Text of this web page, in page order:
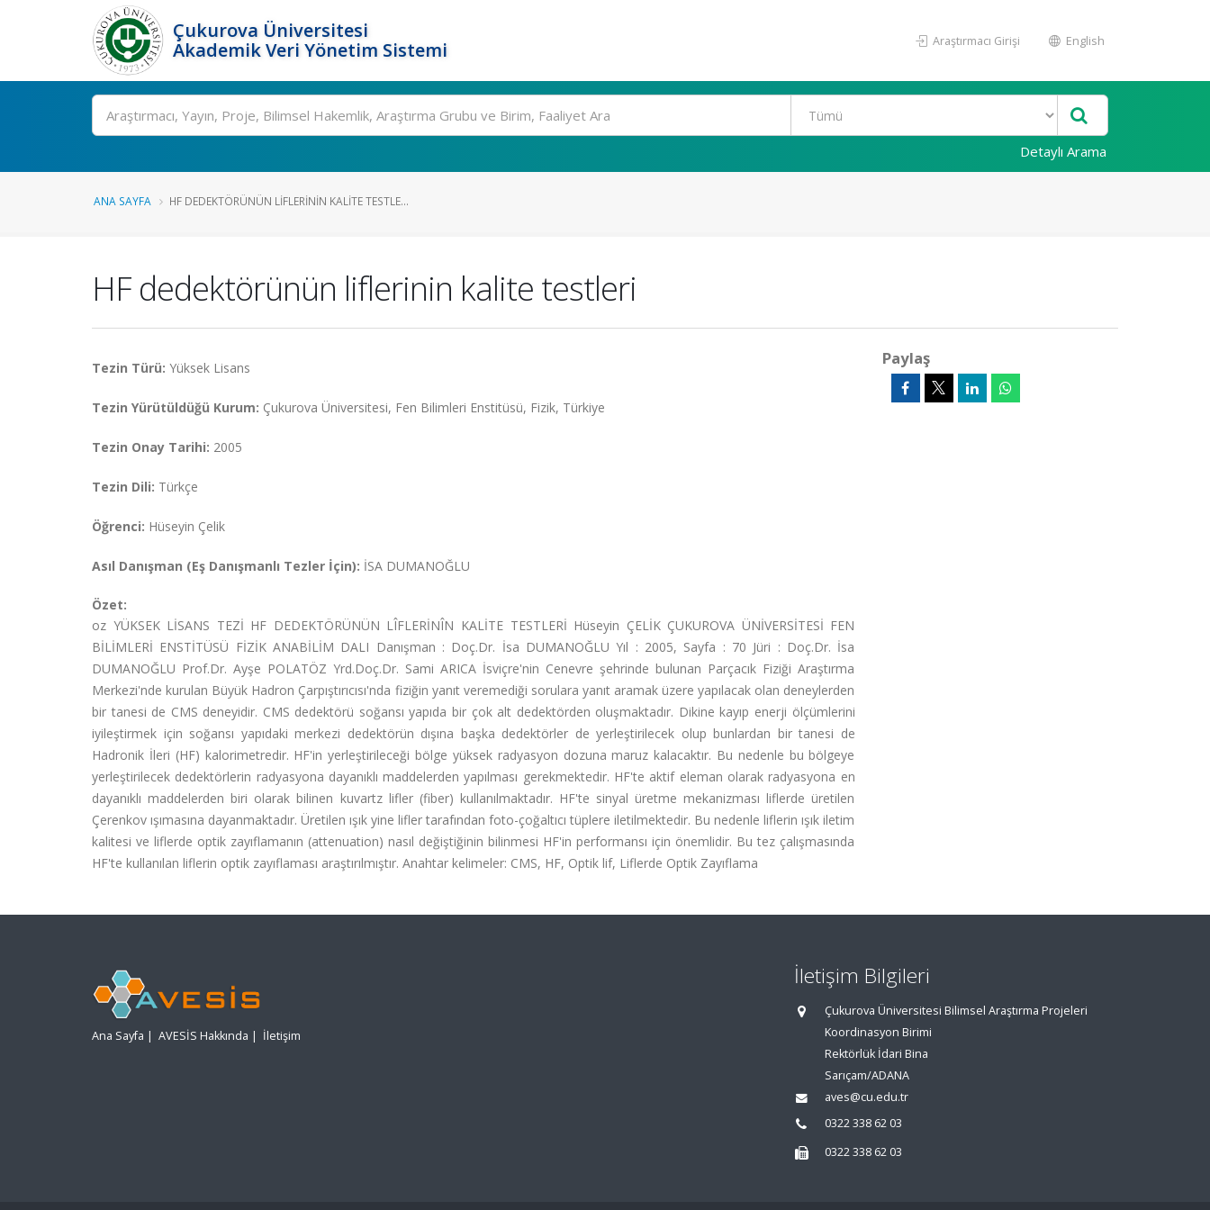
Çukurova Üniversitesi
Akademik Veri Yönetim Sistemi
Araştırmacı Girişi English
Ara
Detaylı Arama
ANA SAYFA HF DEDEKTÖRÜNÜN LIFLERININ KALITE TESTLE...
HF dedektörünün liflerinin kalite testleri
Tezin Türü: Yüksek Lisans
Tezin Yürütüldüğü Kurum: Çukurova Üniversitesi, Fen Bilimleri Enstitüsü, Fizik, Türkiye
Tezin Onay Tarihi: 2005
Tezin Dili: Türkçe
Öğrenci: Hüseyin Çelik
Asıl Danışman (Eş Danışmanlı Tezler İçin): İSA DUMANOĞLU
Özet:
oz YÜKSEK LİSANS TEZİ HF DEDEKTÖRÜNÜN LÎFLERİNÎN KALİTE TESTLERİ Hüseyin ÇELİK ÇUKUROVA ÜNİVERSİTESİ FEN
BİLİMLERİ ENSTİTÜSÜ FİZİK ANABİLİM DALI Danışman : Doç.Dr. İsa DUMANOĞLU Yıl : 2005, Sayfa : 70 Jüri : Doç.Dr. İsa
DUMANOĞLU Prof.Dr. Ayşe POLATÖZ Yrd.Doç.Dr. Sami ARICA İsviçre'nin Cenevre şehrinde bulunan Parçacık Fiziği Araştırma
Merkezi'nde kurulan Büyük Hadron Çarpıştırıcısı'nda fiziğin yanıt veremediği sorulara yanıt aramak üzere yapılacak olan deneylerden
bir tanesi de CMS deneyidir. CMS dedektörü soğansı yapıda bir çok alt dedektörden oluşmaktadır. Dikine kayıp enerji ölçümlerini
iyileştirmek için soğansı yapıdaki merkezi dedektörün dışına başka dedektörler de yerleştirilecek olup bunlardan bir tanesi de
Hadronik İleri (HF) kalorimetredir. HF'in yerleştirileceği bölge yüksek radyasyon dozuna maruz kalacaktır. Bu nedenle bu bölgeye
yerleştirilecek dedektörlerin radyasyona dayanıklı maddelerden yapılması gerekmektedir. HF'te aktif eleman olarak radyasyona en
dayanıklı maddelerden biri olarak bilinen kuvartz lifler (fiber) kullanılmaktadır. HF'te sinyal üretme mekanizması liflerde üretilen
Çerenkov ışımasına dayanmaktadır. Üretilen ışık yine lifler tarafından foto-çoğaltıcı tüplere iletilmektedir. Bu nedenle liflerin ışık iletim
kalitesi ve liflerde optik zayıflamanın (attenuation) nasıl değiştiğinin bilinmesi HF'in performansı için önemlidir. Bu tez çalışmasında
HF'te kullanılan liflerin optik zayıflaması araştırılmıştır. Anahtar kelimeler: CMS, HF, Optik lif, Liflerde Optik Zayıflama
Paylaş
Ana Sayfa | AVESİS Hakkında | İletişim
İletişim Bilgileri
Çukurova Üniversitesi Bilimsel Araştırma Projeleri
Koordinasyon Birimi
Rektörlük İdari Bina
Sarıçam/ADANA
aves@cu.edu.tr
0322 338 62 03
0322 338 62 03